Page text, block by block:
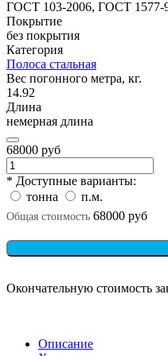
ГОСТ 103-2006, ГОСТ 1577-
Покрытие
без покрытия
Категория
Полоса стальная
Вес погонного метра, кг.
14.92
Длина
немерная длина
68000 руб
* Доступные варианты:
тонна
п.м.
Общая стоимость 68000 руб
Окончательную стоимость
Описание